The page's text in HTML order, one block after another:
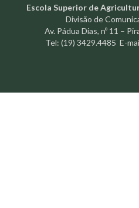
Escola Superior de
Divisão de
Av. Pádua Dias, nº 11 –
Tel: (19) 3429.4485 E-